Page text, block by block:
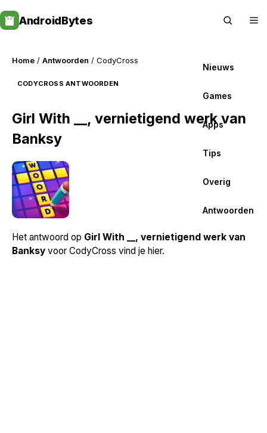
to
content
AndroidBytes
Nieuws
Games
Apps
Tips
Overig
Antwoorden
Home / Antwoorden / CodyCross
CODYCROSS ANTWOORDEN
Girl With __, vernietigend werk van
Banksy
Het antwoord op Girl With __, vernietigend werk van
Banksy voor CodyCross vind je hier.